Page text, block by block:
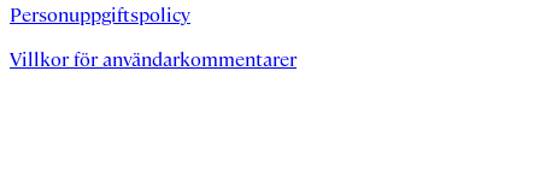
Personuppgiftspolicy
Villkor för användarkommentarer